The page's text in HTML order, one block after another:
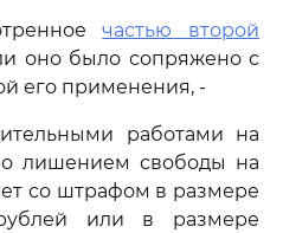
частью второй
оно было сопряжено с
его применения, -
работами на
лишением свободы на
со штрафом в размере
или в размере